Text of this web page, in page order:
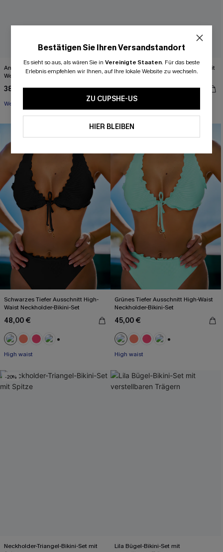
Animal-Print Neckholder-Triangel-
Wendebikini-Set
38,00 €47,00 €
Wendbar
Lila Low-Waist Triangel-Bikini-Set mit
Kreuzträgern
34,00 €43,00 €
Schwarzes Tiefer Ausschnitt High-
Waist Neckholder-Bikini-Set
48,00 €
High waist
Grünes Tiefer Ausschnitt High-Waist
Neckholder-Bikini-Set
45,00 €
High waist
-20%
Neckholder-Triangel-Bikini-Set mit
Lila Bügel-Bikini-Set mit
Bestätigen Sie Ihren Versandstandort
Es sieht so aus, als wären Sie in Vereinigte Staaten. Für das beste
Erlebnis empfehlen wir Ihnen, auf Ihre lokale Website zu wechseln.
ZU CUPSHE-US
HIER BLEIBEN